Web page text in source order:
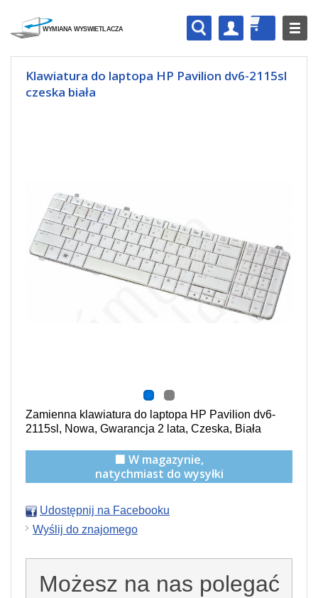
Klawiatura do laptopa HP Pavilion dv6-2115sl
czeska biała
Zamienna klawiatura do laptopa HP Pavilion dv6-
2115sl, Nowa, Gwarancja 2 lata, Czeska, Biała
🟩 W magazynie,
natychmiast do wysyłki
Udostępnij na Facebooku
Wyślij do znajomego
Możesz na nas polegać